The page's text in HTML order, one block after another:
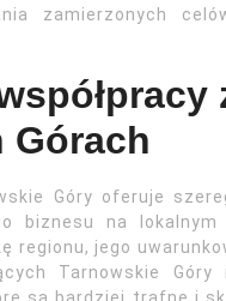
zamierzonych
Górach
Góry oferuje
biznesu na
regionu, jego
Tarnowskie